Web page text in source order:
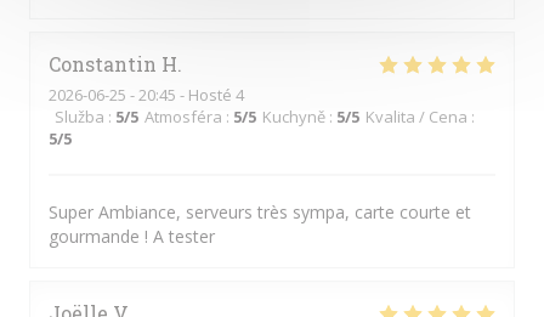
Constantin H
2026-06-25 - 20:45 - Hosté 4
Služba : 5/5 Atmosféra : 5/5 Kuchyně : 5/5 Kvalita / Cena :
5/5
Super Ambiance, serveurs très sympa, carte courte et
gourmande ! A tester